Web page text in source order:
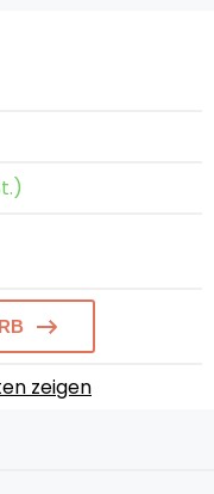
zeigen